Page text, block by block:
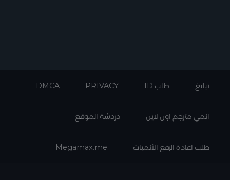
تبليغ طلب ID PRIVACY
DMCA
انمي مترجم اون لاين دردشة الموقع
طلب اعادة الرفع الأنميات Megamax.me